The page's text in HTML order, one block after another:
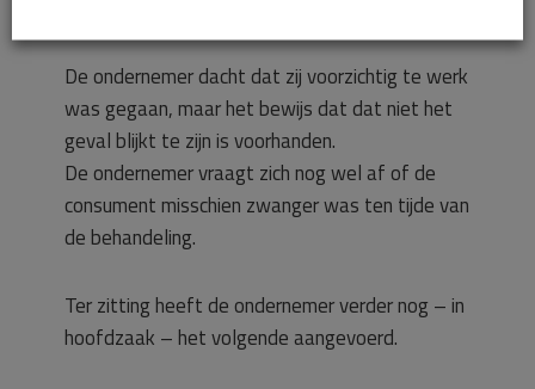
De ondernemer dacht dat zij voorzichtig te werk
was gegaan, maar het bewijs dat dat niet het
geval blijkt te zijn is voorhanden.
De ondernemer vraagt zich nog wel af of de
consument misschien zwanger was ten tijde van
de behandeling.
Ter zitting heeft de ondernemer verder nog – in
hoofdzaak – het volgende aangevoerd.